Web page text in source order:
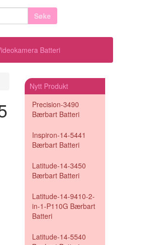
Søke
Batteri
Nytt Produkt
Precision-3490
Bærbart Batteri
Inspiron-14-5441
Bærbart Batteri
Latitude-14-3450
Bærbart Batteri
Latitude-14-9410-2-
in-1-P110G Bærbart
Batteri
Latitude-14-5540